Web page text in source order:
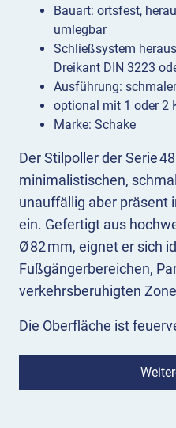
Der Stilpoller der Serie
minimalistischen,
unauffällig aber präsent
ein. Gefertigt aus
Ø 82 mm, eignet er sich
Fußgängerbereichen,
verkehrsberuhigten
Die Oberfläche ist
für einen dauerhaft
hochwertige Optik.
Bauart: ortsfest,
umlegbar
Schließsystem
Dreikant DIN 3223
Ausführung:
optional mit 1 oder 2
Marke: Schake